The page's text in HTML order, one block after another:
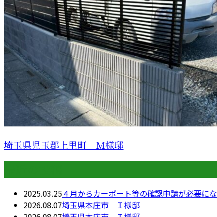
埼玉県児玉郡上里町 Ｍ様邸
2025.03.25４月からカーポート等の確認申請が必要に
2026.08.07埼玉県本庄市 Ｉ様邸